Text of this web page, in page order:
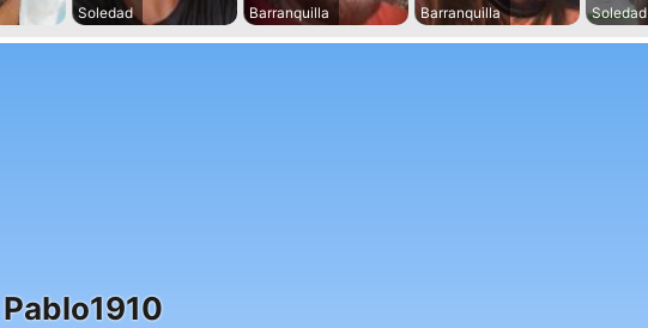
Soledad
Barranquilla
Barranquilla
Soledad
Pablo1910